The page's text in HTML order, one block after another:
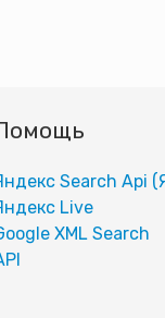
Search Api
Live
XML Search